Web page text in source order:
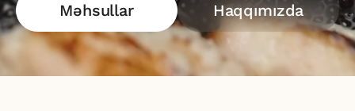
Məhsullar Haqqımızda